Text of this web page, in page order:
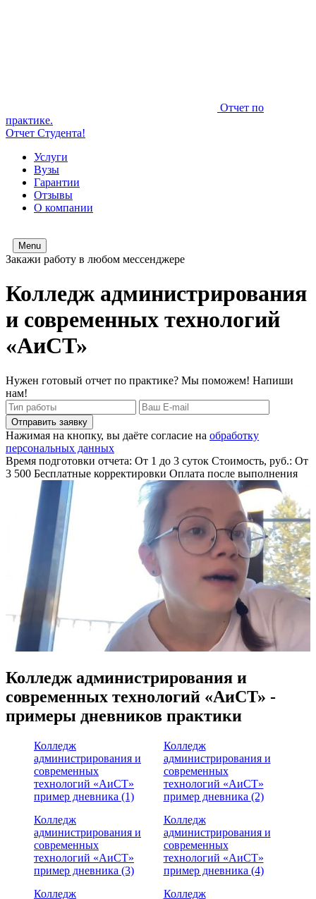
Отчет по
практике.
Отчет Студента!
Услуги
Вузы
Гарантии
Отзывы
О компании
Menu
Закажи работу в любом мессенджере
Колледж администрирования
и современных технологий
«АиСТ»
Нужен готовый отчет по практике? Мы поможем! Напиши
нам!
Отправить заявку
Нажимая на кнопку, вы даёте согласие на обработку
персональных данных
Время подготовки отчета: От 1 до 3 суток Стоимость, руб.: От
3 500 Бесплатные корректировки Оплата после выполнения
Колледж администрирования и
современных технологий «АиСТ» -
примеры дневников практики
Колледж
администрирования и
современных
технологий «АиСТ»
пример дневника (1)
Колледж
администрирования и
современных
технологий «АиСТ»
пример дневника (2)
Колледж
администрирования и
современных
технологий «АиСТ»
пример дневника (3)
Колледж
администрирования и
современных
технологий «АиСТ»
пример дневника (4)
Колледж
Колледж